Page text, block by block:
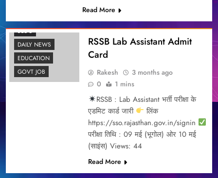
Read More
BLOG
DAILY NEWS
EDUCATION
GOVT JOB
RSSB Lab Assistant Admit
Card
Rakesh
3 months ago
0
1 mins
RSSB : Lab Assistant भर्ती परीक्षा के
एडमिट कार्ड जारी
लिंक
https://sso.rajasthan.gov.in/signin
परीक्षा तिथि : 09 मई (भूगोल) ओर 10 मई
(साइंस) Views: 44
Read More